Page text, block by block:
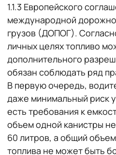
1.1.3 Европейского
международной
грузов (ДОПОГ).
личных целях топливо
дополнительного
обязан соблюдать ряд
В первую очередь,
даже минимальный риск
есть требования к
объем одной канистры
60 литров, а общий
топлива не может быть